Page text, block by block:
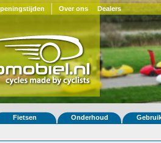
Over ons Dealers
Fietsen Onderhoud